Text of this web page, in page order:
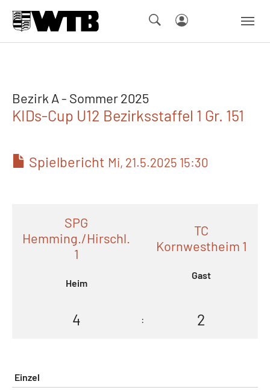
Bezirk A - Sommer 2025
KIDs-Cup U12 Bezirksstaffel 1 Gr. 151
Spielbericht Mi, 21.5.2025 15:30
SPG
Hemming./Hirschl.
1
Heim
TC
Kornwestheim 1
Gast
4 : 2
Einzel